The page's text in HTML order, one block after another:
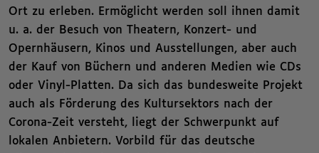
Ort zu erleben. Ermöglicht werden soll ihnen damit
u. a. der Besuch von Theatern, Konzert- und
Opernhäusern, Kinos und Ausstellungen, aber auch
der Kauf von Büchern und anderen Medien wie CDs
oder Vinyl-Platten. Da sich das bundesweite Projekt
auch als Förderung des Kultursektors nach der
Corona-Zeit versteht, liegt der Schwerpunkt auf
lokalen Anbietern. Vorbild für das deutsche